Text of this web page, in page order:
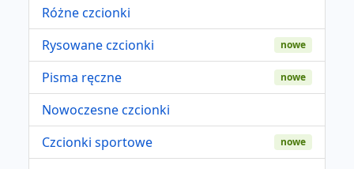
Różne czcionki
Rysowane czcionki
nowe
Pisma ręczne nowe
Nowoczesne czcionki
Czcionki sportowe
nowe